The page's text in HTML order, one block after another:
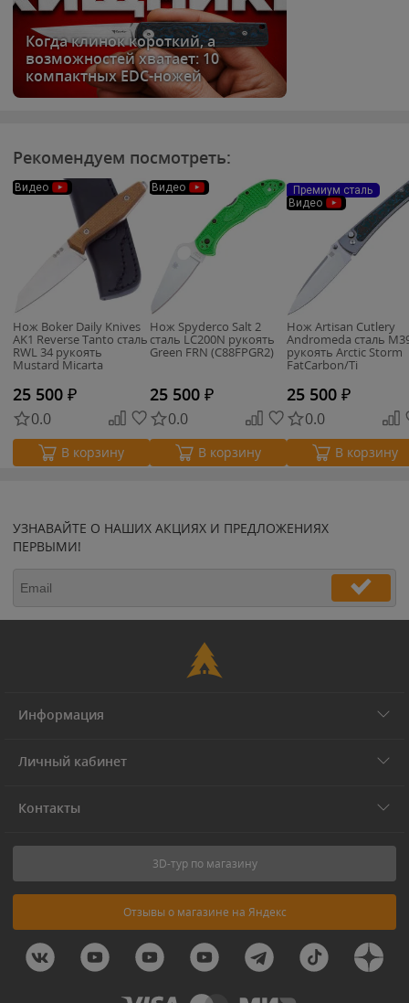
Когда клинок короткий, а
возможностей хватает: 10
компактных EDC-ножей
Рекомендуем посмотреть:
Видео
Нож Boker Daily Knives
AK1 Reverse Tanto сталь
RWL 34 рукоять
Mustard Micarta
25 500 ₽
0.0
В корзину
Видео
Нож Spyderco Salt 2
сталь LC200N рукоять
Green FRN (C88FPGR2)
25 500 ₽
0.0
В корзину
Премиум сталь
Видео
Нож Artisan Cutlery
Andromeda сталь
рукоять Arctic Storm
FatCarbon/Ti
25 500 ₽
0.0
В корзину
УЗНАВАЙТЕ О НАШИХ АКЦИЯХ И ПРЕДЛОЖЕНИЯХ
ПЕРВЫМИ!
Информация
Личный кабинет
Контакты
3D-тур по магазину
Отзывы о магазине на Яндекс